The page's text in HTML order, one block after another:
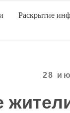
Раскрытие
28